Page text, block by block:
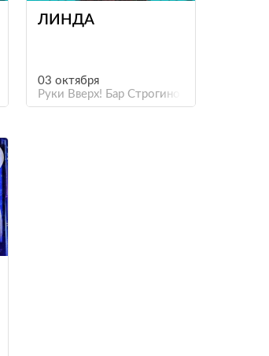
ЛИНДА
03 октября
Руки Вверх! Бар Строгино